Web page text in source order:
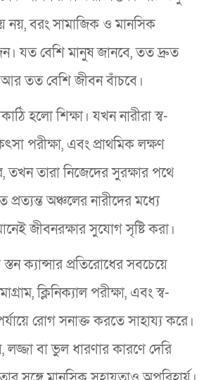
নয়, বরং সামাজিক ও মানসিক
যত বেশি মানুষ জানবে, তত দ্রুত
আর তত বেশি জীবন বাঁচবে।
হলো শিক্ষা। যখন নারীরা স্ব-
পরীক্ষা, এবং প্রাথমিক লক্ষণ
তখন তারা নিজেদের সুরক্ষার পথে
অঞ্চলের নারীদের মধ্যে
জীবনরক্ষার সুযোগ সৃষ্টি করা।
ক্যান্সার প্রতিরোধের সবচেয়ে
ক্লিনিক্যাল পরীক্ষা, এবং স্ব-
রোগ সনাক্ত করতে সাহায্য করে।
লজ্জা বা ভুল ধারণার কারণে দেরি